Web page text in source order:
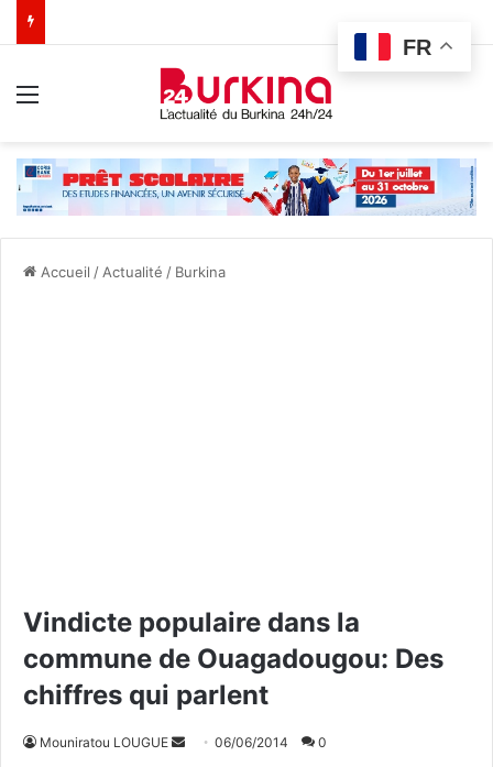
Accueil / Actualité / Burkina
Vindicte populaire dans la
commune de Ouagadougou: Des
chiffres qui parlent
Mouniratou LOUGUE 06/06/2014 0
FR